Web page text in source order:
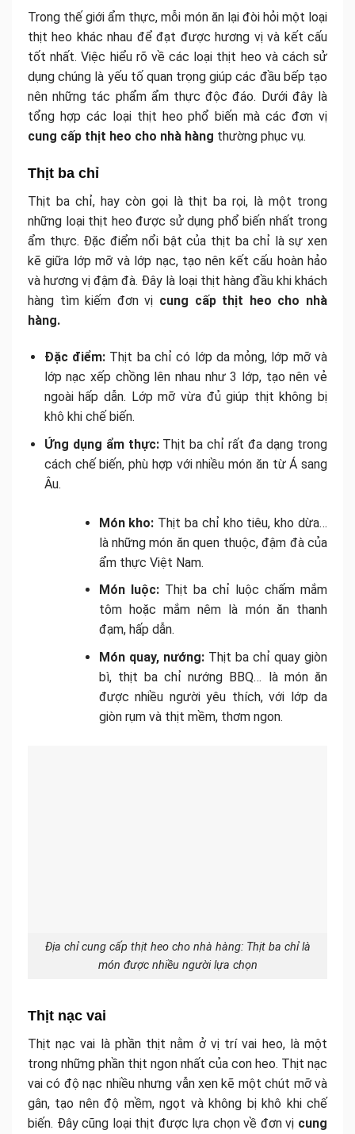
Trong thế giới ẩm thực, mỗi món ăn lại đòi hỏi một loại
thịt heo khác nhau để đạt được hương vị và kết cấu
tốt nhất. Việc hiểu rõ về các loại thịt heo và cách sử
dụng chúng là yếu tố quan trọng giúp các đầu bếp tạo
nên những tác phẩm ẩm thực độc đáo. Dưới đây là
tổng hợp các loại thịt heo phổ biến mà các đơn vị
cung cấp thịt heo cho nhà hàng thường phục vụ.
Thịt ba chỉ
Thịt ba chỉ, hay còn gọi là thịt ba rọi, là một trong
những loại thịt heo được sử dụng phổ biến nhất trong
ẩm thực. Đặc điểm nổi bật của thịt ba chỉ là sự xen
kẽ giữa lớp mỡ và lớp nạc, tạo nên kết cấu hoàn hảo
và hương vị đậm đà. Đây là loại thịt hàng đầu khi khách
hàng tìm kiếm đơn vị cung cấp thịt heo cho nhà
hàng.
Đặc điểm: Thịt ba chỉ có lớp da mỏng, lớp mỡ và
lớp nạc xếp chồng lên nhau như 3 lớp, tạo nên vẻ
ngoài hấp dẫn. Lớp mỡ vừa đủ giúp thịt không bị
khô khi chế biến.
Ứng dụng ẩm thực:Thịt ba chỉ rất đa dạng trong
cách chế biến, phù hợp với nhiều món ăn từ Á sang
Âu.
Món kho: Thịt ba chỉ kho tiêu, kho dừa…
là những món ăn quen thuộc, đậm đà của
ẩm thực Việt Nam.
Món luộc:Thịt ba chỉ luộc chấm mắm
tôm hoặc mắm nêm là món ăn thanh
đạm, hấp dẫn.
Món quay, nướng:Thịt ba chỉ quay giòn
bì, thịt ba chỉ nướng BBQ… là món ăn
được nhiều người yêu thích, với lớp da
giòn rụm và thịt mềm, thơm ngon.
Địa chỉ cung cấp thịt heo cho nhà hàng: Thịt ba chỉ là
món được nhiều người lựa chọn
Thịt nạc vai
Thịt nạc vai là phần thịt nằm ở vị trí vai heo, là một
trong những phần thịt ngon nhất của con heo. Thịt nạc
vai có độ nạc nhiều nhưng vẫn xen kẽ một chút mỡ và
gân, tạo nên độ mềm, ngọt và không bị khô khi chế
biến. Đây cũng loại thịt được lựa chọn về đơn vị cung